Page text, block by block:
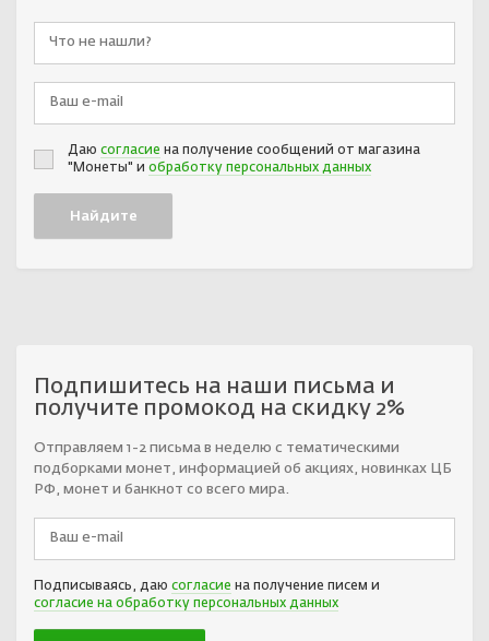
Даю согласие на получение сообщений от магазина
"Монеты" и обработку персональных данных
Подпишитесь на наши письма и
получите промокод на скидку 2%
Отправляем 1-2 письма в неделю с тематическими
подборками монет, информацией об акциях, новинках ЦБ
РФ, монет и банкнот со всего мира.
Подписываясь, даю согласие на получение писем и
согласие на обработку персональных данных